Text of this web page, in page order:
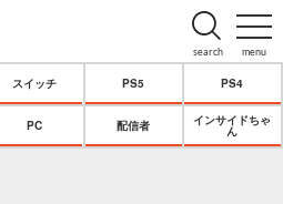
menu
search
スイッチ PS5 PS4
PC 配信者
インサイドちゃ
ん